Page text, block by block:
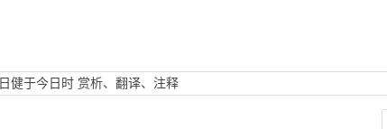
健于今日时 赏析、翻译、注释